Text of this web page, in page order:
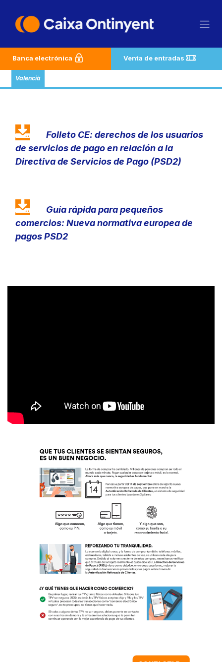
Banca electrónica Venta de entradas
Valencià
Folleto CE: derechos de los usuarios
de servicios de pago en relación a la
Directiva de Servicios de Pago (PSD2)
Guía rápida para pequeños
comercios: Nueva normativa europea de
pagos PSD2